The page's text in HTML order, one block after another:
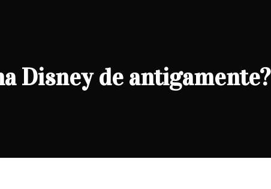
Disney de antigamente?